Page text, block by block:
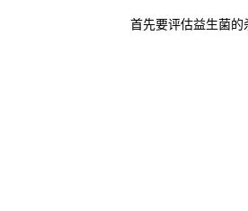
首先要评估益生菌的